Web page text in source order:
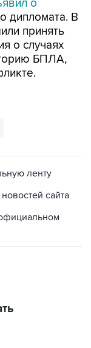
о
дипломата. В
принять
о случаях
БПЛА,
ленту
сайта